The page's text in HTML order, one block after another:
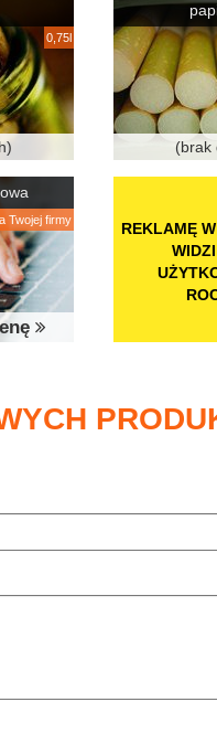
0,75l
(brak
Twojej firmy
REKLAMĘ